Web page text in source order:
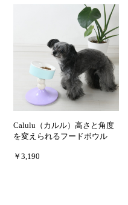
Calulu（カルル）高さと角度
を変えられるフードボウル
￥3,190